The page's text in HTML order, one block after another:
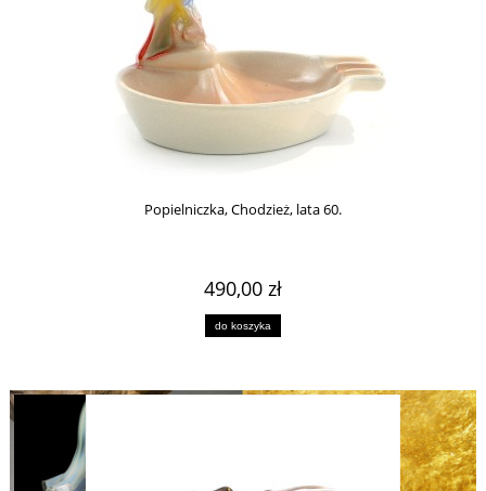
Popielniczka, Chodzież, lata 60.
490,00 zł
do koszyka